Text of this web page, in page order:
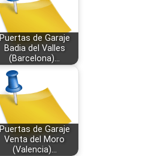
Puertas de Garaje
Badia del Valles
(Barcelona)…
Puertas de Garaje
Venta del Moro
(Valencia)…